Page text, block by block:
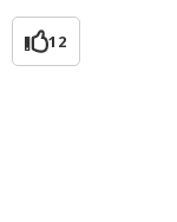
12